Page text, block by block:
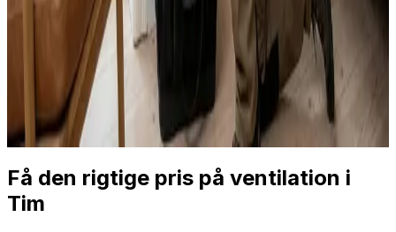
Professionel installation
Få tilbud nu
Ring 70 60 30 04
Få den rigtige pris på ventilation i
Tim